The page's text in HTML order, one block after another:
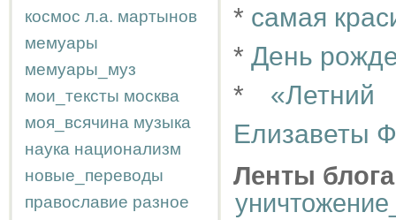
космос л.а. мартынов
мемуары
мемуары_муз
мои_тексты москва
моя_всячина музыка
наука национализм
новые_переводы
православие разное
* самая
* День
*
Елизаветы
Ленты